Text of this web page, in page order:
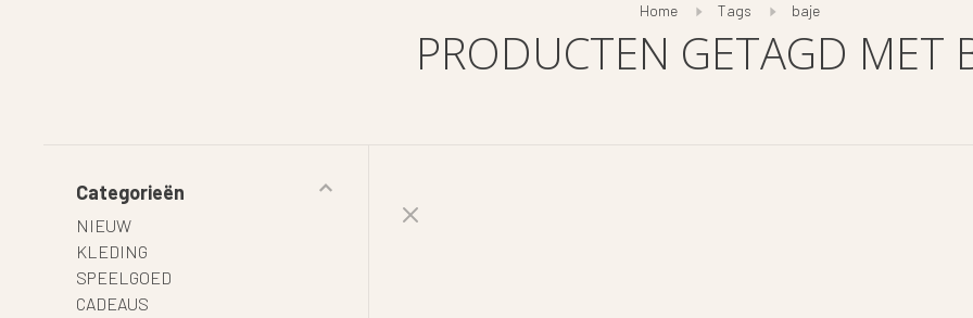
Home Tags baje
PRODUCTEN GETAGD MET
Categorieën
NIEUW
KLEDING
SPEELGOED
CADEAUS